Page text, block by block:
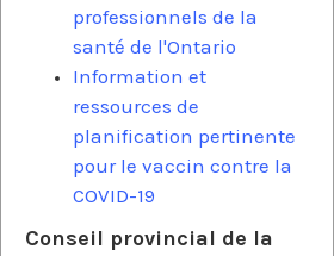
professionnels de la
santé de l'Ontario
Information et
ressources de
planification pertinente
pour le vaccin contre la
COVID-19
Conseil provincial de la